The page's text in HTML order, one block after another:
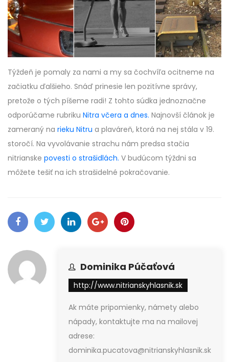
Týždeň je pomaly za nami a my sa čochvíľa ocitneme na
začiatku ďalšieho. Snáď prinesie len pozitívne správy,
pretože o tých píšeme radi! Z tohto súdka jednoznačne
odporúčame rubriku Nitra včera a dnes. Najnovší článok je
zameraný na rieku Nitru a plaváreň, ktorá na nej stála v 19.
storočí. Na vyvolávanie strachu nám predsa stačia
nitrianske povesti o strašidlách. V budúcom týždni sa
môžete tešiť na ich strašidelné pokračovanie.
Dominika Púčaťová
http://www.nitrianskyhlasnik.sk
Ak máte pripomienky, námety alebo
nápady, kontaktujte ma na mailovej
adrese:
dominika.pucatova@nitrianskyhlasnik.sk